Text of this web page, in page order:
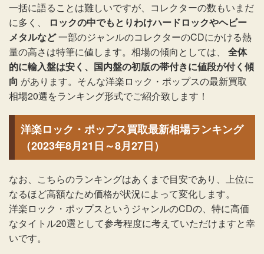
一括に語ることは難しいですが、コレクターの数もいまだ
に多く、
ロックの中でもとりわけハードロックやヘビー
メタルなど一部のジャンルのコレクターのCDにかける熱
量の高さは特筆に値します。相場の傾向としては、
全体
的に輸入盤は安く、国内盤の初版の帯付きに値段が付く傾
向 があります。そんな洋楽ロック・ポップスの最新買取
相場20選をランキング形式でご紹介致します！
洋楽ロック・ポップス買取最新相場ランキング
（2023年8月21日～8月27日）
なお、こちらのランキングはあくまで目安であり、上位に
なるほど高額なため価格が状況によって変化します。
洋楽ロック・ポップスというジャンルのCDの、特に高価
なタイトル20選として参考程度に考えていただけますと幸
いです。